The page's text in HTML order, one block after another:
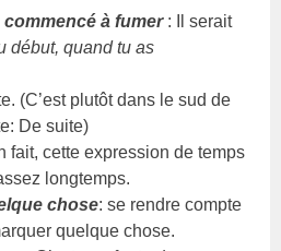
à fumer: Il serait
début, quand tu as
(C’est plutôt dans le sud de
De suite)
fait, cette expression de temps
longtemps.
chose: se rendre compte
quelque chose.